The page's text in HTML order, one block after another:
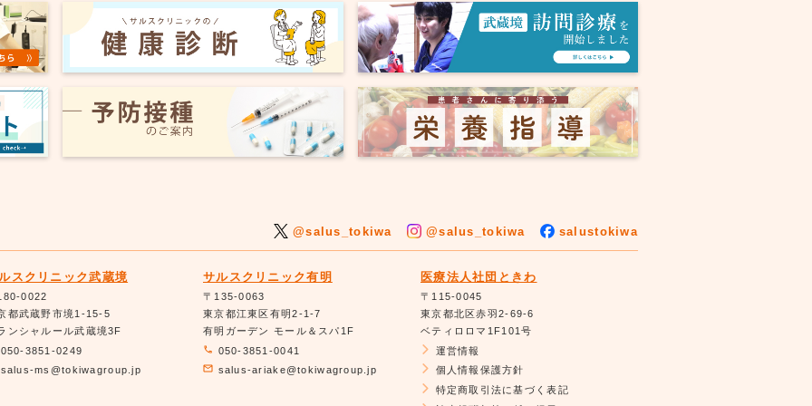
@salus_tokiwa @salus_tokiwa salustokiwa
スクリニック武蔵境
0022
都武蔵野市境1-15-5
ンシャルール武蔵境3F
050-3851-0249
salus-ms@tokiwagroup.jp
サルスクリニック有明
〒135-0063
東京都江東区有明2-1-7
有明ガーデン モール＆スパ1F
050-3851-0041
salus-ariake@tokiwagroup.jp
医療法人社団ときわ
〒115-0045
東京都北区赤羽2-69-6
ベティロロマ1F101号
運営情報
個人情報保護方針
特定商取引法に基づく表記